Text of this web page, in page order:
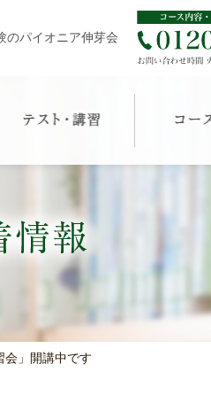
のパイオニア伸芽会
」開講中です